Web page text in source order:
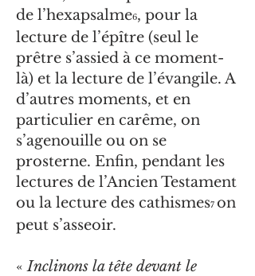
de l’hexapsalme6, pour la
lecture de l’épître (seul le
prêtre s’assied à ce moment-
là) et la lecture de l’évangile. A
d’autres moments, et en
particulier en carême, on
s’agenouille ou on se
prosterne. Enfin, pendant les
lectures de l’Ancien Testament
ou la lecture des cathismes7 on
peut s’asseoir.
«Inclinons la tête devant le